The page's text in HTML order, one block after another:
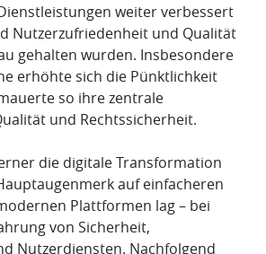
weiter verbessert
Nutzerzufriedenheit und Qualität
gehalten wurden. Insbesondere
erhöhte sich die Pünktlichkeit
so ihre zentrale
und Rechtssicherheit.
die digitale Transformation
auf einfacheren
Plattformen lag – bei
von Sicherheit,
Nutzerdiensten. Nachfolgend